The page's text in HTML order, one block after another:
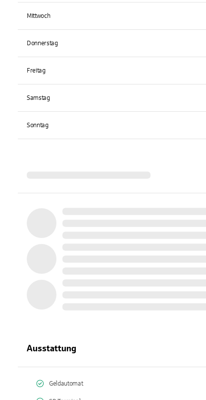
Mittwoch
Donnerstag
Freitag
Samstag
Sonntag
Ausstattung
Geldautomat